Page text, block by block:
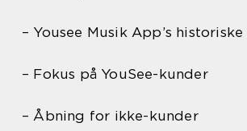
– Yousee Musik App’s
– Fokus på YouSee-kunder
– Åbning for ikke-kunder